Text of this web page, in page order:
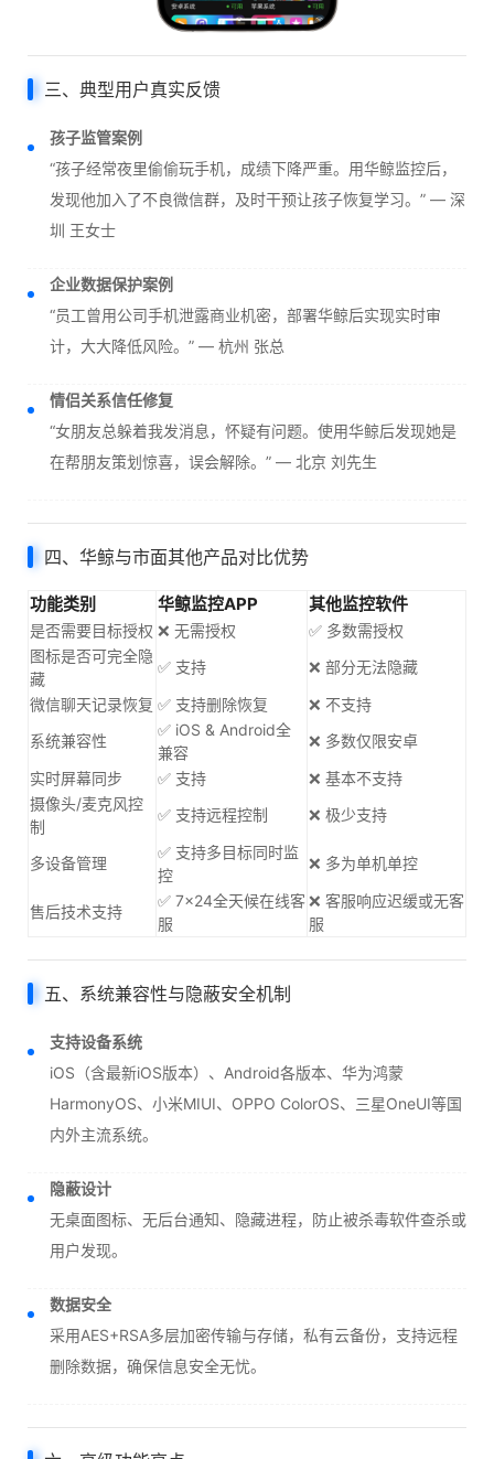
三、典型用户真实反馈
孩子监管案例
“孩子经常夜里偷偷玩手机，成绩下降严重。用华鲸监控后，
发现他加入了不良微信群，及时干预让孩子恢复学习。” — 深
圳 王女士
企业数据保护案例
“员工曾用公司手机泄露商业机密，部署华鲸后实现实时审
计，大大降低风险。” — 杭州 张总
情侣关系信任修复
“女朋友总躲着我发消息，怀疑有问题。使用华鲸后发现她是
在帮朋友策划惊喜，误会解除。” — 北京 刘先生
四、华鲸与市面其他产品对比优势
功能类别 华鲸监控APP 其他监控软件
是否需要目标授权 ❌ 无需授权
✅ 多数需授权
图标是否可完全隐
藏
✅ 支持
❌ 部分无法隐藏
微信聊天记录恢复 ✅ 支持删除恢复
❌ 不支持
系统兼容性
✅ iOS & Android全
兼容
❌ 多数仅限安卓
实时屏幕同步
✅ 支持
❌ 基本不支持
摄像头/麦克风控
制
✅ 支持远程控制 ❌ 极少支持
多设备管理
✅ 支持多目标同时监
控
❌ 多为单机单控
售后技术支持
✅ 7×24全天候在线客
服
❌ 客服响应迟缓或无客
服
五、系统兼容性与隐蔽安全机制
支持设备系统
iOS（含最新iOS版本）、Android各版本、华为鸿蒙
HarmonyOS、小米MIUI、OPPO ColorOS、三星OneUI等国
内外主流系统。
隐蔽设计
无桌面图标、无后台通知、隐藏进程，防止被杀毒软件查杀或
用户发现。
数据安全
采用AES+RSA多层加密传输与存储，私有云备份，支持远程
删除数据，确保信息安全无忧。